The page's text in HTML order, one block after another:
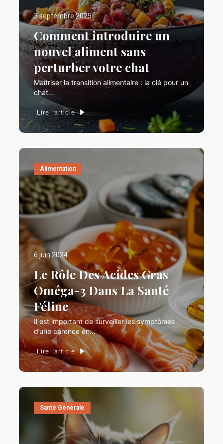
3 septembre 2025
Comment introduire un
nouvel aliment sans
perturber votre chat
Maîtriser la transition alimentaire : la clé pour un
chat…
Lire l’article
Alimentation
6 juin 2024
Le Rôle Des Acides Gras
Oméga-3 Dans La Santé
Féline
Il est important de surveiller les symptômes
d’une carence en…
Lire l’article
Santé Générale